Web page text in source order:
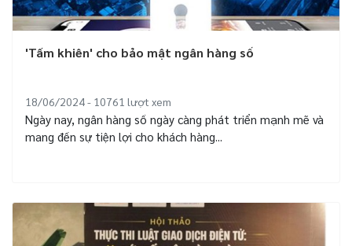
'Tấm khiên' cho bảo mật ngân hàng số
18/06/2024 - 10761 lượt xem
Ngày nay, ngân hàng số ngày càng phát triển mạnh mẽ và
mang đến sự tiện lợi cho khách hàng...